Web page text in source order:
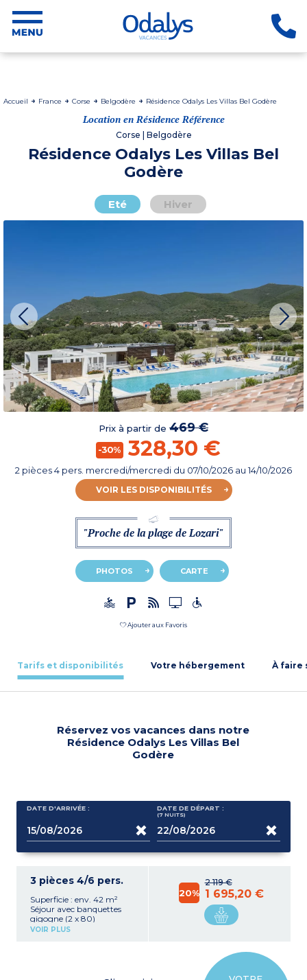
Accueil France Corse Belgodère Résidence Odalys Les Villas Bel Godère
Location en Résidence Référence
Corse | Belgodère
Résidence Odalys Les Villas Bel
Godère
Eté Hiver
Prix à partir de 469 €
-30% 328,30 €
2 pièces 4 pers. mercredi/mercredi du 07/10/2026 au 14/10/2026
VOIR LES DISPONIBILITÉS
"Proche de la plage de Lozari"
PHOTOS CARTE
Ajouter aux Favoris
Tarifs et disponibilités Votre hébergement À faire
Réservez vos vacances dans notre
Résidence Odalys Les Villas Bel
Godère
DATE D'ARRIVÉE : DATE DE DÉPART :
(7 NUITS)
3 pièces 4/6 pers.
Superficie : env. 42 m²
Séjour avec banquettes
gigogne (2 x 80)
Chambre avec 1 grand lit
(plaque vitrocéramique,
VOIR PLUS
2 119 €
20% 1 695,20 €